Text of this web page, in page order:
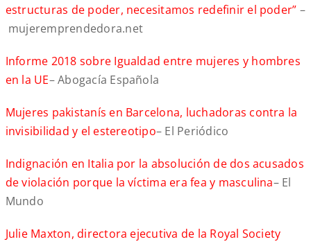
estructuras de poder, necesitamos redefinir el poder” –
mujeremprendedora.net
Informe 2018 sobre Igualdad entre mujeres y hombres
en la UE– Abogacía Española
Mujeres pakistanís en Barcelona, luchadoras contra la
invisibilidad y el estereotipo– El Periódico
Indignación en Italia por la absolución de dos acusados
de violación porque la víctima era fea y masculina– El
Mundo
Julie Maxton, directora ejecutiva de la Royal Society